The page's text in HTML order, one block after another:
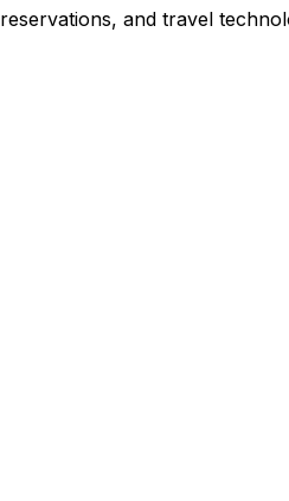
and travel